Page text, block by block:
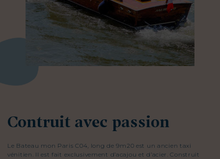
Contruit avec passion
Le Bateau mon Paris C04, long de 9m20 est un ancien taxi
vénitien. Il est fait exclusivement d’acajou et d’acier. Construit